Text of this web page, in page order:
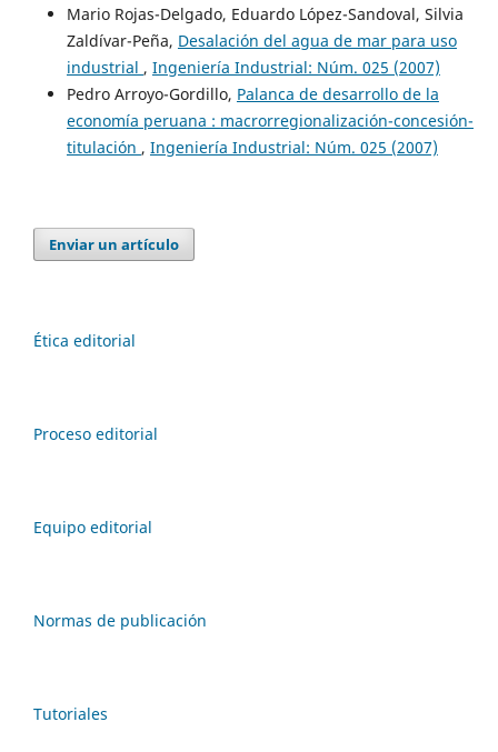
Mario Rojas-Delgado, Eduardo López-Sandoval, Silvia
Zaldívar-Peña, Desalación del agua de mar para uso
industrial , Ingeniería Industrial: Núm. 025 (2007)
Pedro Arroyo-Gordillo, Palanca de desarrollo de la
economía peruana : macrorregionalización-concesión-
titulación , Ingeniería Industrial: Núm. 025 (2007)
Enviar un artículo
Ética editorial
Proceso editorial
Equipo editorial
Normas de publicación
Tutoriales